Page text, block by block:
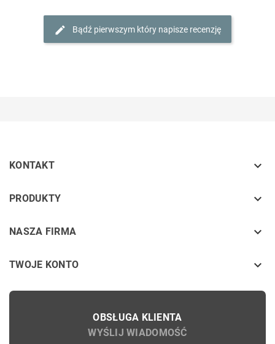
Bądź pierwszym który napisze recenzję
KONTAKT 
PRODUKTY keyboard_arrow_down
NASZA FIRMA keyboard_arrow_down
TWOJE KONTO 
OBSŁUGA KLIENTA
WYŚLIJ WIADOMOŚĆ